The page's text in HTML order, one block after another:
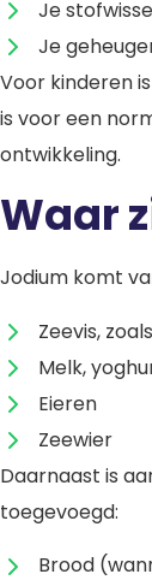
Je
Je
Voor kinderen
is voor een
ontwikkeling.
Waar
Jodium komt
Zeevis,
Melk,
Eieren
Zeewier
Daarnaast is
toegevoegd:
Brood